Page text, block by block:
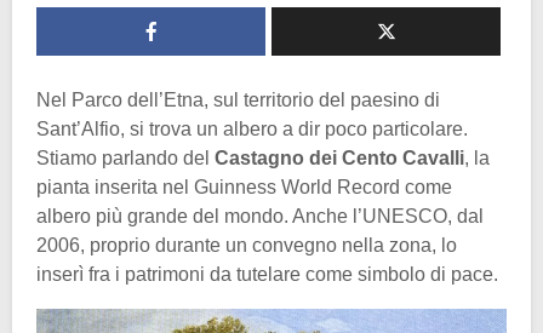
Nel Parco dell’Etna, sul territorio del paesino di
Sant’Alfio, si trova un albero a dir poco particolare.
Stiamo parlando del Castagno dei Cento Cavalli, la
pianta inserita nel Guinness World Record come
albero più grande del mondo. Anche l’UNESCO, dal
2006, proprio durante un convegno nella zona, lo
inserì fra i patrimoni da tutelare come simbolo di pace.